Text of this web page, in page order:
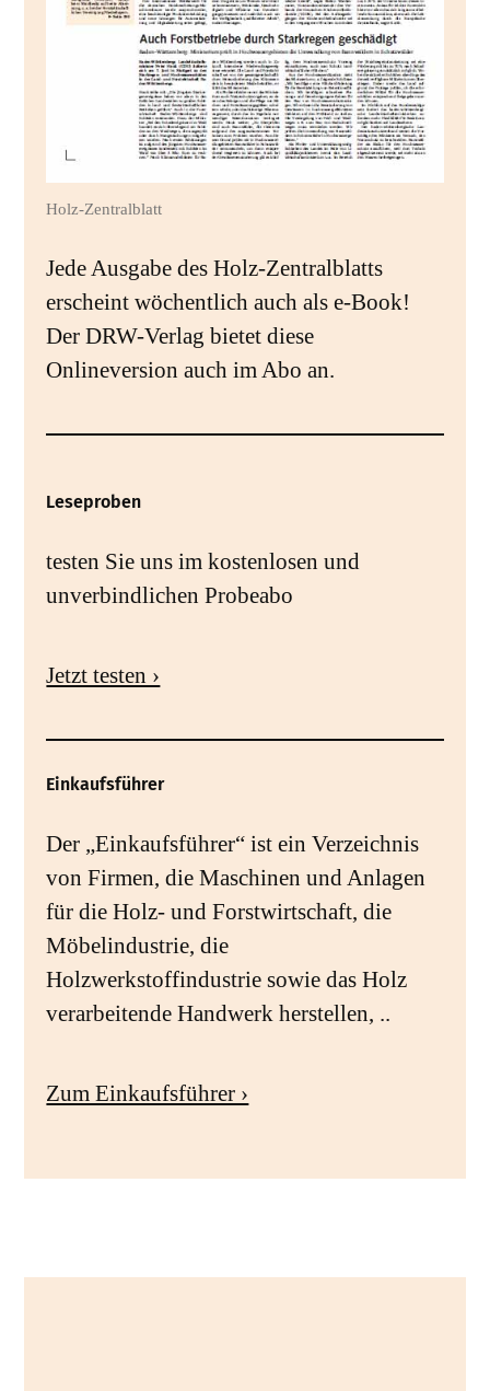
Holz-Zentralblatt
Jede Ausgabe des Holz-Zentralblatts
erscheint wöchentlich auch als e-Book!
Der DRW-Verlag bietet diese
Onlineversion auch im Abo an.
Leseproben
testen Sie uns im kostenlosen und
unverbindlichen Probeabo
Jetzt testen ›
Einkaufsführer
Der „Einkaufsführer“ ist ein Verzeichnis
von Firmen, die Maschinen und Anlagen
für die Holz- und Forstwirtschaft, die
Möbelindustrie, die
Holzwerkstoffindustrie sowie das Holz
verarbeitende Handwerk herstellen, ..
Zum Einkaufsführer ›